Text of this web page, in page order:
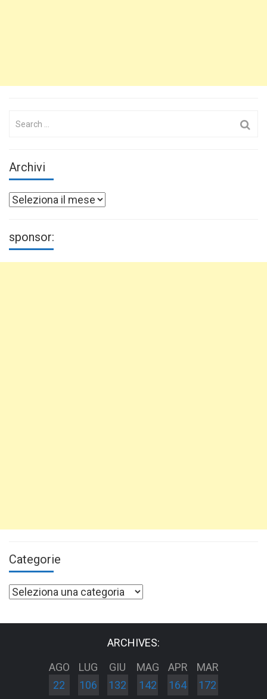
Search
Archivi
Archivi
sponsor:
Categorie
Categorie
ARCHIVES:
AGO
22
LUG
106
GIU
132
MAG
142
APR
164
MAR
172